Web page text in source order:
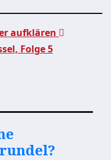
aufklären
Folge 5